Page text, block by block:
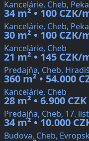
Kancelárie, Cheb,
34 m² • 100 CZK/
Kancelárie, Cheb,
30 m² • 100 CZK/
Kancelárie, Cheb
21 m² • 145 CZK/
Predajňa, Cheb,
360 m² • 54.000
Kancelárie, Cheb
28 m² • 6.900 CZK
Predajňa, Cheb, 17.
34 m² • 10.000
Budova, Cheb,